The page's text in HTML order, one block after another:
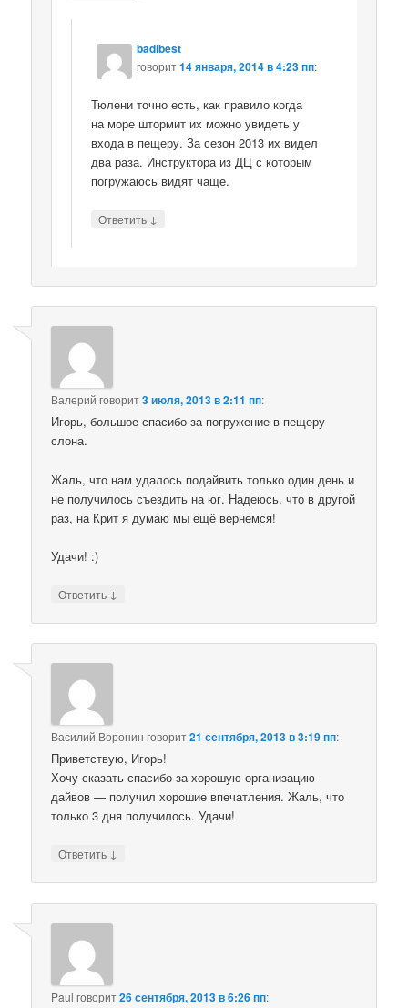
badibest
говорит 14 января, 2014 в 4:23 пп:
Тюлени точно есть, как правило когда
на море штормит их можно увидеть у
входа в пещеру. За сезон 2013 их видел
два раза. Инструктора из ДЦ с которым
погружаюсь видят чаще.
Ответить ↓
Валерий говорит3 июля, 2013 в 2:11 пп:
Игорь, большое спасибо за погружение в пещеру
слона.
Жаль, что нам удалось подайвить только один день и
не получилось съездить на юг. Надеюсь, что в другой
раз, на Крит я думаю мы ещё вернемся!
Удачи! :)
Ответить ↓
Василий Воронин говорит21 сентября, 2013 в 3:19 пп:
Приветствую, Игорь!
Хочу сказать спасибо за хорошую организацию
дайвов — получил хорошие впечатления. Жаль, что
только 3 дня получилось. Удачи!
Ответить ↓
Paul говорит26 сентября, 2013 в 6:26 пп: